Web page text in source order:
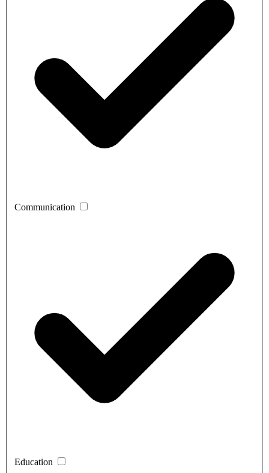
Communication
Education